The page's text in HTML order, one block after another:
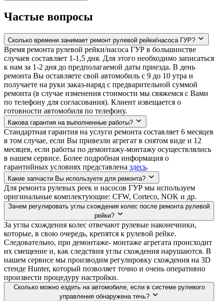
Частые вопросы
Сколько времени занимает ремонт рулевой рейки/насоса ГУР?
Время ремонта рулевой рейки/насоса ГУР в большинстве
случаев составляет 1-1,5 дня. Для этого необходимо записаться
к нам за 1-2 дня до предполагаемой даты приезда. В день
ремонта Вы оставляете свой автомобиль с 9 до 10 утра и
получаете на руки заказ-наряд с предварительной суммой
ремонта (в случае изменения стоимости мы свяжемся с Вами
по телефону для согласования). Клиент извещается о
готовности автомобиля по телефону.
Какова гарантия на выполненные работы?
Стандартная гарантия на услуги ремонта составляет 6 месяцев
в том случае, если Вы привезли агрегат в снятом виде и 12
месяцев, если работы по демонтажу-монтажу осуществлялись
в нашем сервисе. Более подробная информация о
гарантийных условиях представлена здесь.
Какие запчасти Вы используете для ремонта?
Для ремонта рулевых реек и насосов ГУР мы используем
оригинальные комплектующие: CFW, Corteco, NOK и др.
Зачем регулировать углы схождения колес после ремонта рулевой
рейки?
За углы схождения колес отвечают рулевые наконечники,
которые, в свою очередь, крепятся к рулевой рейке.
Следовательно, при демонтаже- монтаже агрегата происходит
их смещение и, как следствия углы схождения нарушаются. В
нашем сервисе мы производим регулировку схождения на 3D
стенде Hunter, который позволяет точно и очень оперативно
произвести процедуру настройки.
Сколько можно ездить на автомобиле, если в системе рулевого
управления обнаружена течь?